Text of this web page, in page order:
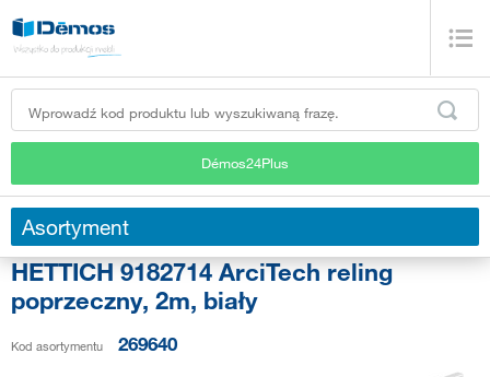
Démos24Plus
Asortyment
HETTICH 9182714 ArciTech reling
poprzeczny, 2m, biały
Kod asortymentu 269640